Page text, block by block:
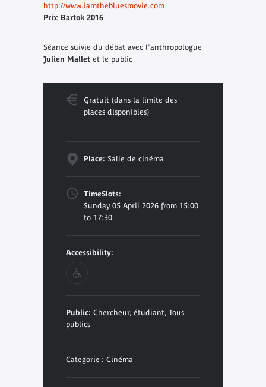
http://www.iamthebluesmovie.com
Prix Bartok 2016
Séance suivie du débat avec l'anthropologue
Julien Mallet et le public
Gratuit (dans la limite des
places disponibles)
Place: Salle de cinéma
TimeSlots:
Sunday 05 April 2026 from 15:00
to 17:30
Accessibility:
Public: Chercheur, étudiant, Tous
publics
Categorie : Cinéma